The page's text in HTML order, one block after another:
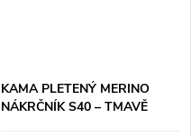
KAMA PLETENÝ MERINO
NÁKRČNÍK S40 – TMAVĚ